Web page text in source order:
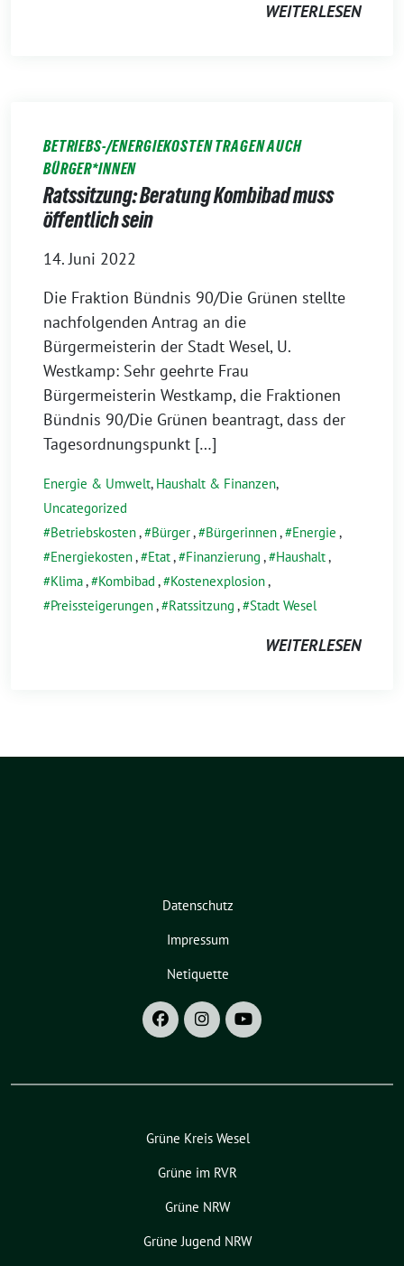
WEITERLESEN
BETRIEBS-/ENERGIEKOSTEN TRAGEN AUCH
BÜRGER*INNEN
Ratssitzung: Beratung Kombibad muss
öffentlich sein
14. Juni 2022
Die Fraktion Bündnis 90/Die Grünen stellte
nachfolgenden Antrag an die
Bürgermeisterin der Stadt Wesel, U.
Westkamp: Sehr geehrte Frau
Bürgermeisterin Westkamp, die Fraktionen
Bündnis 90/Die Grünen beantragt, dass der
Tagesordnungspunkt […]
Energie & Umwelt, Haushalt & Finanzen,
Uncategorized
Betriebskosten, Bürger, Bürgerinnen, Energie ,
Energiekosten, Etat, Finanzierung , Haushalt,
Klima, Kombibad , Kostenexplosion,
Preissteigerungen, Ratssitzung , Stadt Wesel
WEITERLESEN
Datenschutz
Impressum
Netiquette
Grüne Kreis Wesel
Grüne im RVR
Grüne NRW
Grüne Jugend NRW